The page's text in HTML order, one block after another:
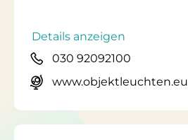
Details anzeigen
030 92092100
www.objektleuchten.eu